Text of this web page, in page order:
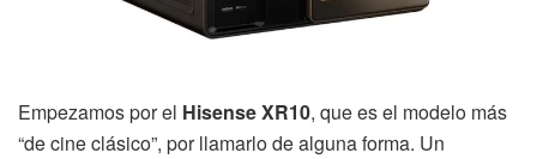
Empezamos por el Hisense XR10, que es el modelo más
“de cine clásico”, por llamarlo de alguna forma. Un